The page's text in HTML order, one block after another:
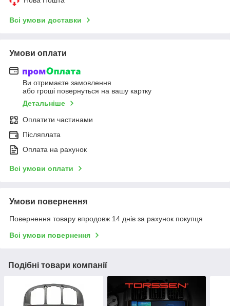
Всі умови доставки
Умови оплати
Ви отримаєте замовлення
або гроші повернуться на вашу картку
Детальніше
Оплатити частинами
Післяплата
Оплата на рахунок
Всі умови оплати
Умови повернення
Повернення товару впродовж 14 днів за рахунок покупця
Всі умови повернення
Подібні товари компанії